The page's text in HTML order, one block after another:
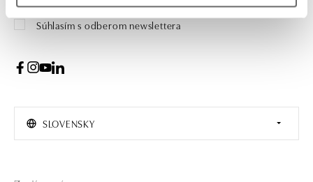
Súhlasím s odberom newslettera
SLOVENSKY